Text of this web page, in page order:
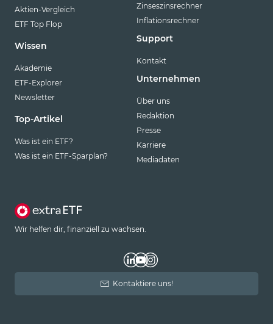
Aktien-Vergleich
ETF Top Flop
Wissen
Akademie
ETF-Explorer
Newsletter
Top-Artikel
Was ist ein ETF?
Was ist ein ETF-Sparplan?
Zinseszinsrechner
Inflationsrechner
Support
Kontakt
Unternehmen
Über uns
Redaktion
Presse
Karriere
Mediadaten
Wir helfen dir, finanziell zu wachsen.
Kontaktiere uns!